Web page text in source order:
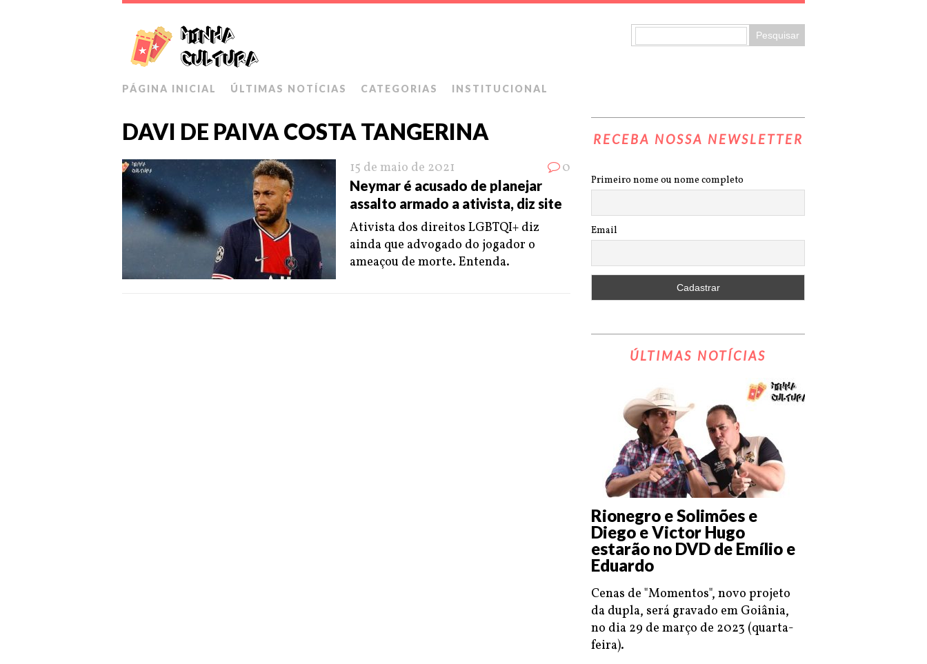
PÁGINA INICIAL ÚLTIMAS NOTÍCIAS CATEGORIAS INSTITUCIONAL
DAVI DE PAIVA COSTA TANGERINA
15 de maio de 2021 0
Neymar é acusado de planejar
assalto armado a ativista, diz site
Ativista dos direitos LGBTQI+ diz
ainda que advogado do jogador o
ameaçou de morte. Entenda.
RECEBA NOSSA NEWSLETTER
Primeiro nome ou nome completo
Email
ÚLTIMAS NOTÍCIAS
Rionegro e Solimões e
Diego e Victor Hugo
estarão no DVD de Emílio e
Eduardo
Cenas de "Momentos", novo projeto
da dupla, será gravado em Goiânia,
no dia 29 de março de 2023 (quarta-
feira).